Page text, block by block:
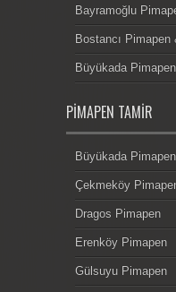
Bayramoğlu
Bostancı Pimapen
Büyükada Pimapen
PIMAPEN TAMIR
Büyükada
Çekmeköy
Dragos Pimapen
Erenköy Pimapen
Gülsuyu Pimapen